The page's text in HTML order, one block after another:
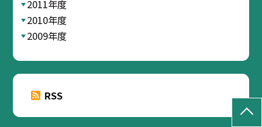
2011年度
2010年度
2009年度
RSS